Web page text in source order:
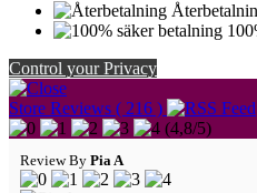
Control your Privacy
Store Reviews ( 216 )
(4,8/5)
Review By Pia A